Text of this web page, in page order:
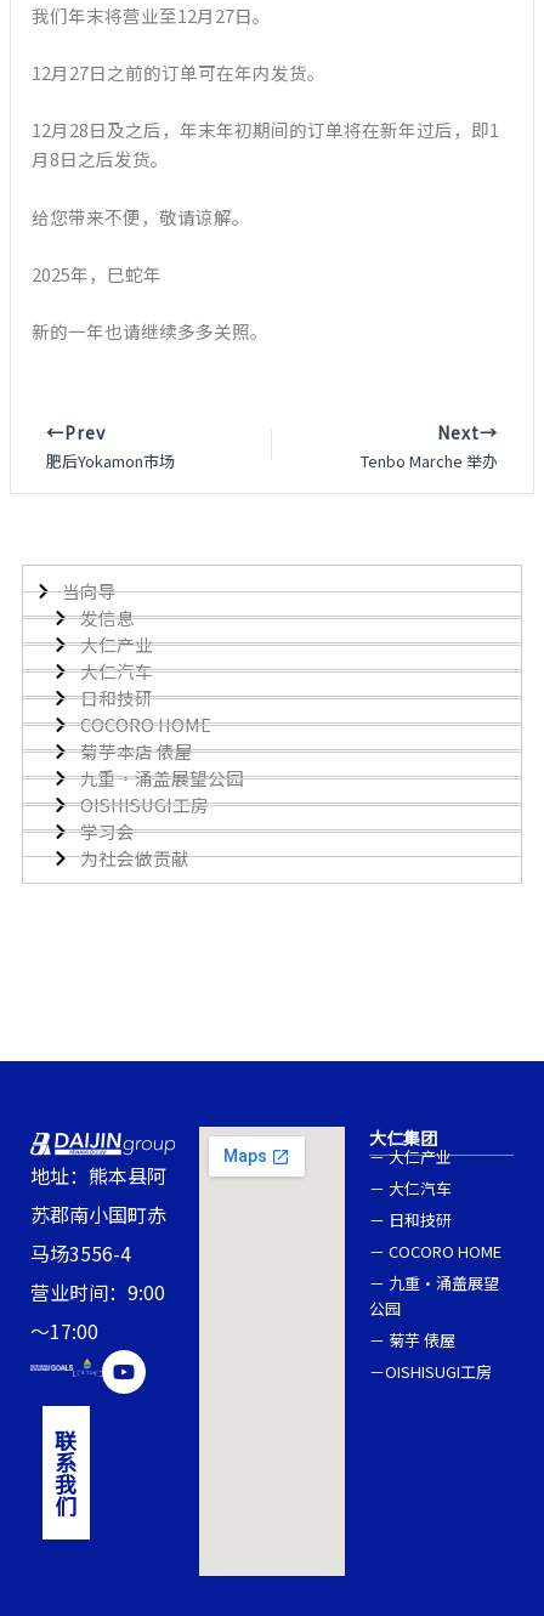
我们年末将营业至12月27日。
12月27日之前的订单可在年内发货。
12月28日及之后，年末年初期间的订单将在新年过后，即1
月8日之后发货。
给您带来不便，敬请谅解。
2025年，巳蛇年
新的一年也请继续多多关照。
←Prev
肥后Yokamon市场
Next→
Tenbo Marche 举办
当向导
发信息
大仁产业
大仁汽车
日和技研
COCORO HOME
菊芋本店 俵屋
九重・涌盖展望公园
OISHISUGI工房
学习会
为社会做贡献
地址：熊本县阿
苏郡南小国町赤
马场3556-4
营业时间：9:00
～17:00
Y
o
u
联
系
我
们
大仁集团
－ 大仁产业
－ 大仁汽车
－ 日和技研
－ COCORO HOME
－ 九重・涌盖展望
公园
－ 菊芋 俵屋
－OISHISUGI工房